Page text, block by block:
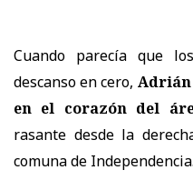
Cuando parecía que
descanso en cero, Adrián
en el corazón del
rasante desde la
comuna de Independencia.